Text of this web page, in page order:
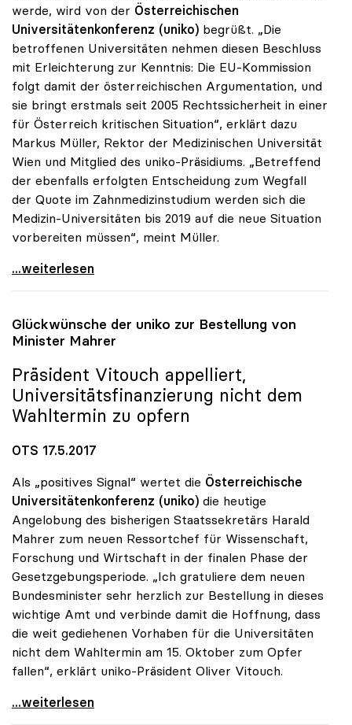
werde, wird von der Österreichischen
Universitätenkonferenz (uniko) begrüßt. „Die
betroffenen Universitäten nehmen diesen Beschluss
mit Erleichterung zur Kenntnis: Die EU-Kommission
folgt damit der österreichischen Argumentation, und
sie bringt erstmals seit 2005 Rechtssicherheit in einer
für Österreich kritischen Situation“, erklärt dazu
Markus Müller, Rektor der Medizinischen Universität
Wien und Mitglied des uniko-Präsidiums. „Betreffend
der ebenfalls erfolgten Entscheidung zum Wegfall
der Quote im Zahnmedizinstudium werden sich die
Medizin-Universitäten bis 2019 auf die neue Situation
vorbereiten müssen“, meint Müller.
uniko begrüsst Entscheidung der EU-Kommission zu
...weiterlesen
Glückwünsche der uniko zur Bestellung von
Minister Mahrer
Präsident Vitouch appelliert,
Universitätsfinanzierung nicht dem
Wahltermin zu opfern
OTS 17.5.2017
Als „positives Signal“ wertet die Österreichische
Universitätenkonferenz (uniko) die heutige
Angelobung des bisherigen Staatssekretärs Harald
Mahrer zum neuen Ressortchef für Wissenschaft,
Forschung und Wirtschaft in der finalen Phase der
Gesetzgebungsperiode. „Ich gratuliere dem neuen
Bundesminister sehr herzlich zur Bestellung in dieses
wichtige Amt und verbinde damit die Hoffnung, dass
die weit gediehenen Vorhaben für die Universitäten
nicht dem Wahltermin am 15. Oktober zum Opfer
fallen“, erklärt uniko-Präsident Oliver Vitouch.
Glückwünsche der uniko zur Bestellung von Minister
...weiterlesen